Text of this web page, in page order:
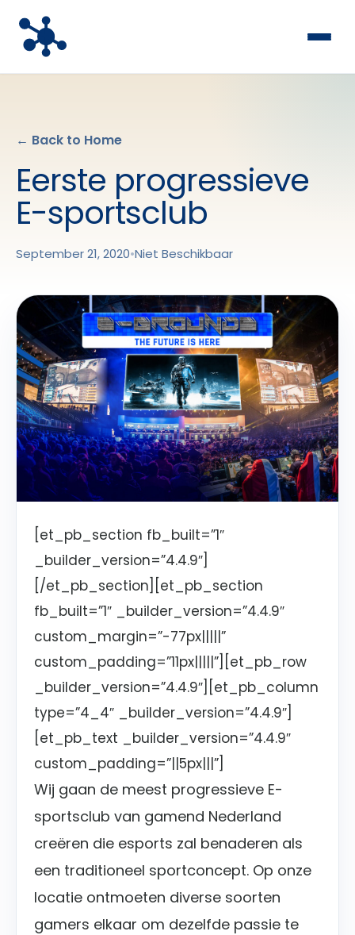
← Back to Home
Eerste progressieve
E-sportsclub
September 21, 2020•Niet Beschikbaar
[et_pb_section fb_built=”1″
_builder_version=”4.4.9″]
[/et_pb_section][et_pb_section
fb_built=”1″ _builder_version=”4.4.9″
custom_margin=”-77px|||||”
custom_padding=”11px|||||”][et_pb_row
_builder_version=”4.4.9″][et_pb_column
type=”4_4″ _builder_version=”4.4.9″]
[et_pb_text _builder_version=”4.4.9″
custom_padding=”||5px|||”]
Wij gaan de meest progressieve E-
sportsclub van gamend Nederland
creëren die esports zal benaderen als
een traditioneel sportconcept. Op onze
locatie ontmoeten diverse soorten
gamers elkaar om dezelfde passie te